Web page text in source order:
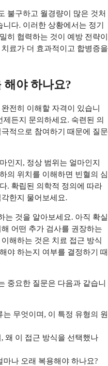
불구하고 월경량이 많은 것처
다. 이러한 상황에서는 정기
히 협력하는 것이 예방 전략이
료가 더 효과적이고 합병증을
해야 하나요?
전히 이해할 자격이 있습니
든지 문의하세요. 숙련된 의
적으로 참여하기 때문에 질문
인지, 정상 범위는 얼마인지
의 위치를 이해하면 빈혈의 심
. 확립된 의학적 정의에 따라
한지 물어보세요.
는 것을 알아보세요. 아직 확실
어떤 추가 검사를 권장하는
해하는 것은 치료 접근 방식
야 하는지 여부를 결정하기 때
중요한 질문은 다음과 같습니
무엇이며, 이 특정 유형의 원
왜 이 접근 방식을 선택했나
나 오래 복용해야 하나요?